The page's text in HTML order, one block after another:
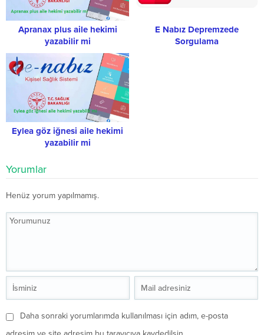
Apranax plus aile hekimi
yazabilir mi
E Nabız Depremzede
Sorgulama
Eylea göz iğnesi aile hekimi
yazabilir mi
Yorumlar
Henüz yorum yapılmamış.
Daha sonraki yorumlarımda kullanılması için adım, e-posta